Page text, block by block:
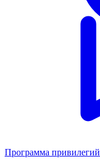
Программа привилегий